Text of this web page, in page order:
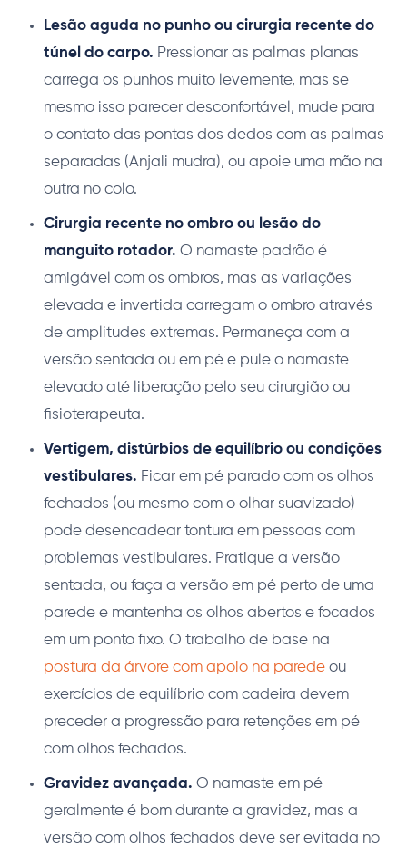
Lesão aguda no punho ou cirurgia recente do
túnel do carpo. Pressionar as palmas planas
carrega os punhos muito levemente, mas se
mesmo isso parecer desconfortável, mude para
o contato das pontas dos dedos com as palmas
separadas (Anjali mudra), ou apoie uma mão na
outra no colo.
Cirurgia recente no ombro ou lesão do
manguito rotador. O namaste padrão é
amigável com os ombros, mas as variações
elevada e invertida carregam o ombro através
de amplitudes extremas. Permaneça com a
versão sentada ou em pé e pule o namaste
elevado até liberação pelo seu cirurgião ou
fisioterapeuta.
Vertigem, distúrbios de equilíbrio ou condições
vestibulares. Ficar em pé parado com os olhos
fechados (ou mesmo com o olhar suavizado)
pode desencadear tontura em pessoas com
problemas vestibulares. Pratique a versão
sentada, ou faça a versão em pé perto de uma
parede e mantenha os olhos abertos e focados
em um ponto fixo. O trabalho de base na
postura da árvore com apoio na parede ou
exercícios de equilíbrio com cadeira devem
preceder a progressão para retenções em pé
com olhos fechados.
Gravidez avançada. O namaste em pé
geralmente é bom durante a gravidez, mas a
versão com olhos fechados deve ser evitada no